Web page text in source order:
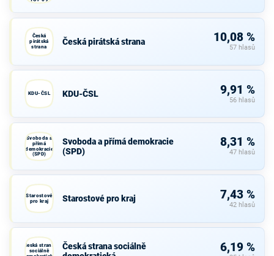
Česká
pirátská
strana
Česká pirátská strana 10,08 %
57 hlasů
KDU-ČSL KDU-ČSL 9,91 %
56 hlasů
Svoboda a
přímá
demokracie
(SPD)
Svoboda a přímá demokracie
(SPD)
8,31 %
47 hlasů
Starostové
pro kraj
Starostové pro kraj 7,43 %
42 hlasů
Česká strana
sociálně
Česká strana sociálně
6,19 %